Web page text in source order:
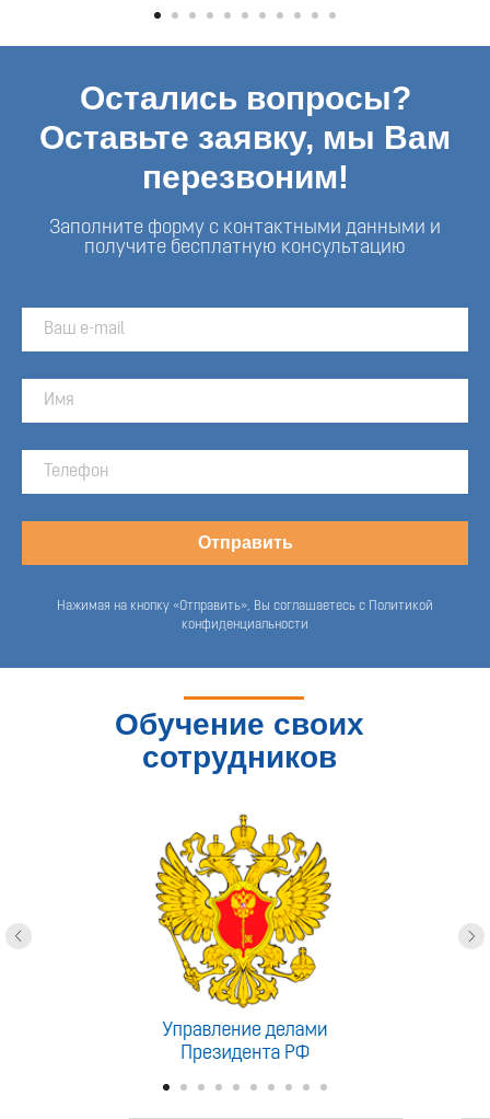
Остались вопросы?
Оставьте заявку, мы Вам
перезвоним!
Заполните форму с контактными данными и
получите бесплатную консультацию
Отправить
Нажимая на кнопку «Отправить», Вы соглашаетесь с Политикой
конфиденциальности
Обучение своих
сотрудников